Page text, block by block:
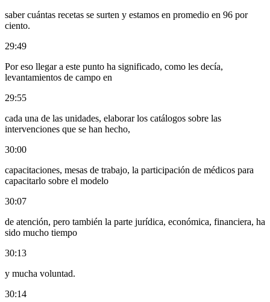
saber cuántas recetas se surten y estamos en promedio en 96 por
ciento.
29:49
Por eso llegar a este punto ha significado, como les decía,
levantamientos de campo en
29:55
cada una de las unidades, elaborar los catálogos sobre las
intervenciones que se han hecho,
30:00
capacitaciones, mesas de trabajo, la participación de médicos para
capacitarlo sobre el modelo
30:07
de atención, pero también la parte jurídica, económica, financiera, ha
sido mucho tiempo
30:13
y mucha voluntad.
30:14